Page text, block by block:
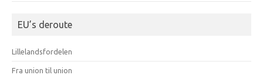
EU’s deroute
Lillelandsfordelen
Fra union til union